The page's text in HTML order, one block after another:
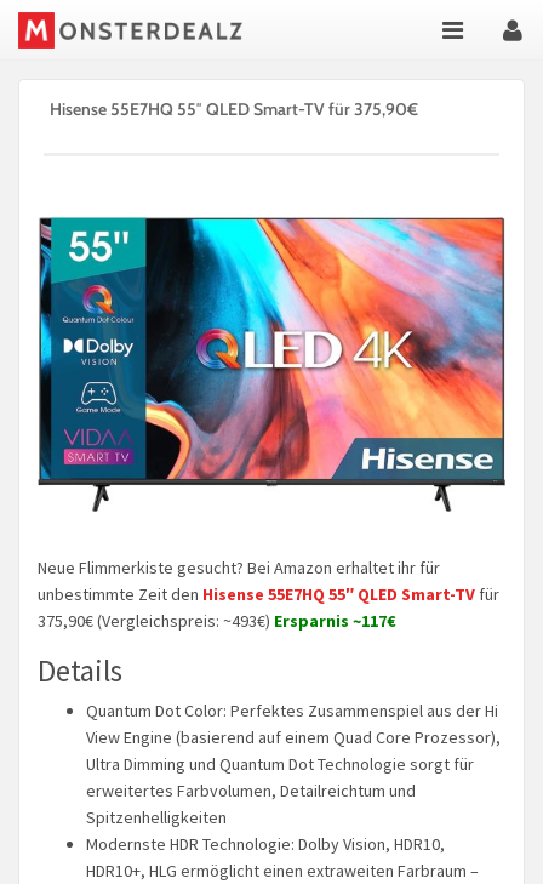
Hisense 55E7HQ 55″ QLED Smart-TV für 375,90€
Neue Flimmerkiste gesucht? Bei Amazon erhaltet ihr für
unbestimmte Zeit den Hisense 55E7HQ 55″ QLED Smart-TV für
375,90€ (Vergleichspreis: ~493€) Ersparnis ~117€
Details
Quantum Dot Color: Perfektes Zusammenspiel aus der Hi
View Engine (basierend auf einem Quad Core Prozessor),
Ultra Dimming und Quantum Dot Technologie sorgt für
erweitertes Farbvolumen, Detailreichtum und
Spitzenhelligkeiten
Modernste HDR Technologie: Dolby Vision, HDR10,
HDR10+, HLG ermöglicht einen extraweiten Farbraum –